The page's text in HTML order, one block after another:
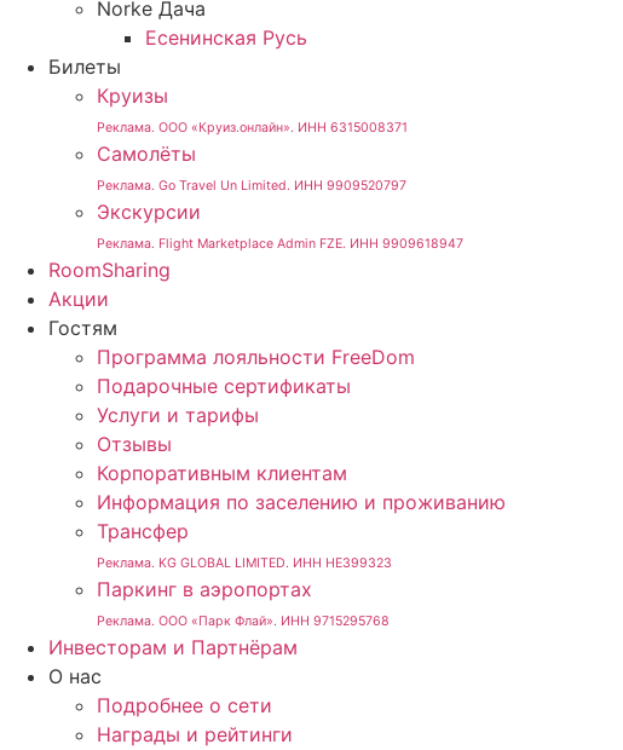
Norke Дача
Есенинская Русь
Билеты
Круизы
Реклама. ООО «Круиз.онлайн». ИНН 6315008371
Самолёты
Реклама. Go Travel Un Limited. ИНН 9909520797
Экскурсии
Реклама. Flight Marketplace Admin FZE. ИНН 9909618947
RoomSharing
Акции
Гостям
Программа лояльности FreeDom
Подарочные сертификаты
Услуги и тарифы
Отзывы
Корпоративным клиентам
Информация по заселению и проживанию
Трансфер
Реклама. KG GLOBAL LIMITED. ИНН HE399323
Паркинг в аэропортах
Реклама. ООО «Парк Флай». ИНН 9715295768
Инвесторам и Партнёрам
О нас
Подробнее о сети
Награды и рейтинги